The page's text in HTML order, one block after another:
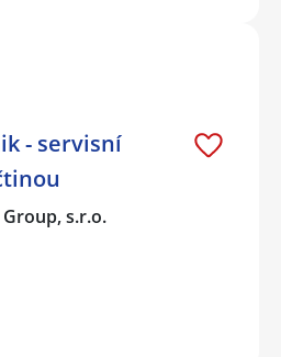
- servisní
s.r.o.